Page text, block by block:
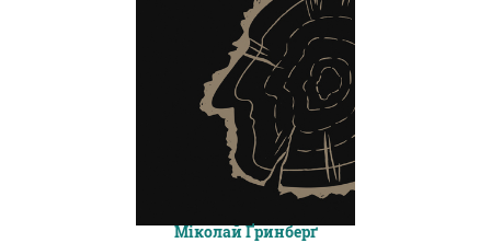
Міколай Ґринберґ